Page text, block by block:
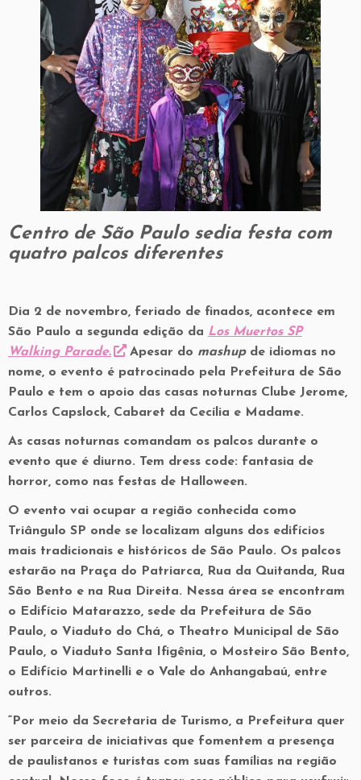
Centro de São Paulo sedia festa com
quatro palcos diferentes
Dia 2 de novembro, feriado de finados, acontece em
São Paulo a segunda edição da Los Muertos SP
Walking Parade.
Apesar do mashupde idiomas no
nome, o evento é patrocinado pela Prefeitura de São
Paulo e tem o apoio das casas noturnas Clube Jerome,
Carlos Capslock, Cabaret da Cecília e Madame.
As casas noturnas comandam os palcos durante o
evento que é diurno. Tem dress code: fantasia de
horror, como nas festas de Halloween.
O evento vai ocupar a região conhecida como
Triângulo SP onde se localizam alguns dos edifícios
mais tradicionais e históricos de São Paulo. Os palcos
estarão na Praça do Patriarca, Rua da Quitanda, Rua
São Bento e na Rua Direita. Nessa área se encontram
o Edifício Matarazzo, sede da Prefeitura de São
Paulo, o Viaduto do Chá, o Theatro Municipal de São
Paulo, o Viaduto Santa Ifigênia, o Mosteiro São Bento,
o Edifício Martinelli e o Vale do Anhangabaú, entre
outros.
“Por meio da Secretaria de Turismo, a Prefeitura quer
ser parceira de iniciativas que fomentem a presença
de paulistanos e turistas com suas famílias na região